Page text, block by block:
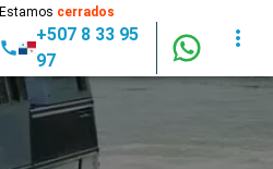
Estamos cerrados
+507 8 33 95
97